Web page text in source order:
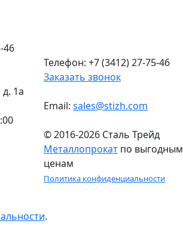
46
1а
Телефон: +7 (3412) 27-75-46
Заказать звонок
Email: sales@stizh.com
© 2016-2026 Сталь Трейд
Металлопрокат по выгодным
ценам
Политика конфиденциальности
.